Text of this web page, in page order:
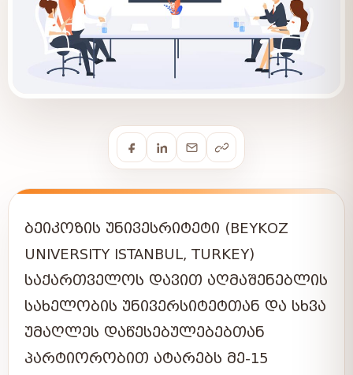
ᲑᲔᲘᲙᲝᲖᲘᲡ ᲣᲜᲘᲕᲔᲡᲠᲘᲢᲔᲢᲘ (BEYKOZ
UNIVERSITY ISTANBUL, TURKEY)
ᲡᲐᲥᲐᲠᲗᲕᲔᲚᲝᲡ ᲓᲐᲕᲘᲗ ᲐᲦᲛᲐᲨᲔᲜᲔᲑᲚᲘᲡ
ᲡᲐᲮᲔᲚᲝᲑᲘᲡ ᲣᲜᲘᲕᲔᲠᲡᲘᲢᲔᲢᲗᲐᲜ ᲓᲐ ᲡᲮᲕᲐ
ᲣᲛᲐᲦᲚᲔᲡ ᲓᲐᲬᲔᲡᲔᲑᲣᲚᲔᲑᲔᲑᲗᲐᲜ
ᲞᲐᲠᲢᲘᲝᲠᲝᲑᲘᲗ ᲐᲢᲐᲠᲔᲑᲡ ᲛᲔ-15